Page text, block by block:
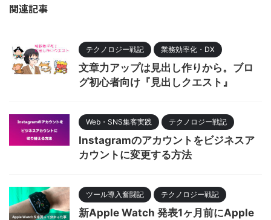
関連記事
テクノロジー戦記 業務効率化・DX
文章力アップは見出し作りから。ブロ
グ初心者向け『見出しクエスト』
Web・SNS集客実践 テクノロジー戦記
Instagramのアカウントをビジネスア
カウントに変更する方法
ツール導入奮闘記 テクノロジー戦記
新Apple Watch 発表1ヶ月前にApple